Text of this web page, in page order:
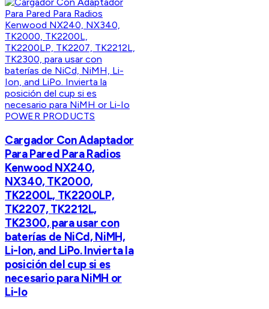
POWER PRODUCTS
Cargador Con Adaptador
Para Pared Para Radios
Kenwood NX240,
NX340, TK2000,
TK2200L, TK2200LP,
TK2207, TK2212L,
TK2300, para usar con
baterías de NiCd, NiMH,
Li-Ion, and LiPo. Invierta la
posición del cup si es
necesario para NiMH or
Li-Io